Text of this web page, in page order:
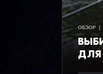
ОБЗОР  |
ДЛЯ